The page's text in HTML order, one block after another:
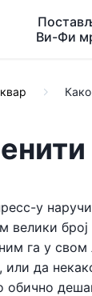
Ви-Фи
у
велики
га у
или да
обично